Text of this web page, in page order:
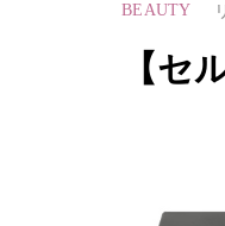
BEAUTY
【セ